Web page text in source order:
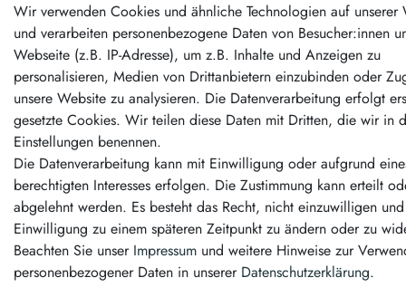
Wir verwenden Cookies und ähnliche Technologien auf unserer
und verarbeiten personenbezogene Daten von Besucher:innen
Webseite (z.B. IP-Adresse), um z.B. Inhalte und Anzeigen zu
personalisieren, Medien von Drittanbietern einzubinden oder
unsere Website zu analysieren. Die Datenverarbeitung erfolgt
gesetzte Cookies. Wir teilen diese Daten mit Dritten, die wir in
Einstellungen benennen.
Die Datenverarbeitung kann mit Einwilligung oder aufgrund
berechtigten Interesses erfolgen. Die Zustimmung kann erteilt
abgelehnt werden. Es besteht das Recht, nicht einzuwilligen
Einwilligung zu einem späteren Zeitpunkt zu ändern oder zu
Beachten Sie unser Impressum und weitere Hinweise zur
personenbezogener Daten in unserer Daten­schutz­erklärung.